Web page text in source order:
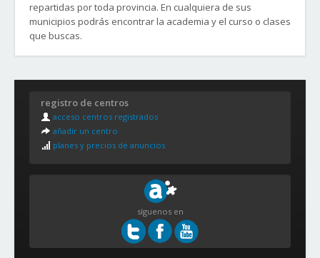
repartidas por toda provincia. En cualquiera de sus
municipios podrás encontrar la academia y el curso o clases
que buscas.
Encarnación
Intramuros
Barrio Universidad
San Antonio Hervencias
registro de centros
acceso centros registrados
añadir un centro
planes y precios de anuncios
síguenos en